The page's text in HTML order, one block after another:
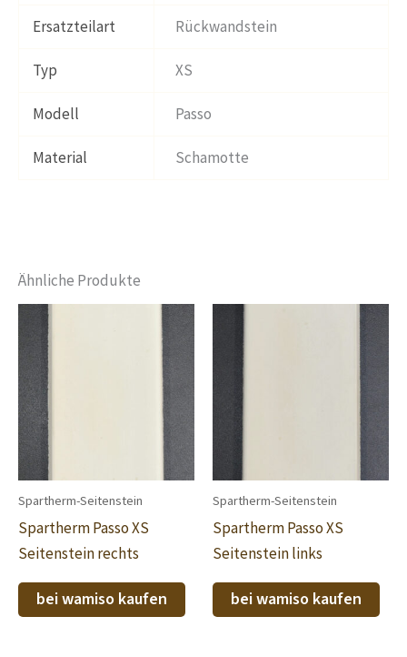
Ersatzteilart Rückwandstein
Typ XS
Modell Passo
Material Schamotte
Ähnliche Produkte
Spartherm-Seitenstein
Spartherm Passo XS
Seitenstein rechts
bei wamiso kaufen
Spartherm-Seitenstein
Spartherm Passo XS
Seitenstein links
bei wamiso kaufen